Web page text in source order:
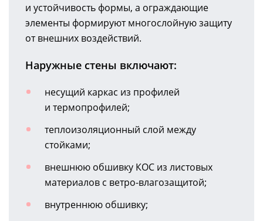
и устойчивость формы, а ограждающие
элементы формируют многослойную защиту
от внешних воздействий.
Наружные стены включают:
несущий каркас из профилей
и термопрофилей;
теплоизоляционный слой между
стойками;
внешнюю обшивку КОС из листовых
материалов с ветро-влагозащитой;
внутреннюю обшивку;